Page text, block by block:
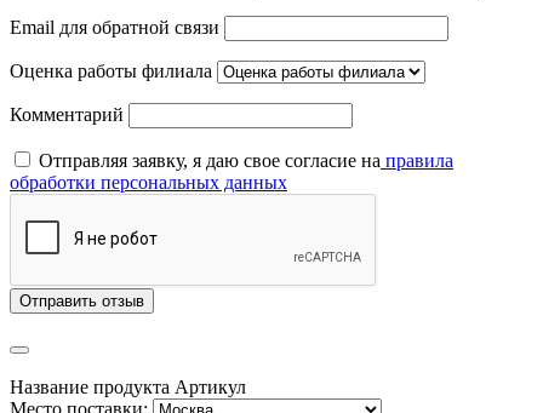
Email для обратной связи
Оценка работы филиала
Комментарий
Отправляя заявку, я даю свое согласие на правила
обработки персональных данных
Отправить отзыв
Название продукта Артикул
Место поставки: